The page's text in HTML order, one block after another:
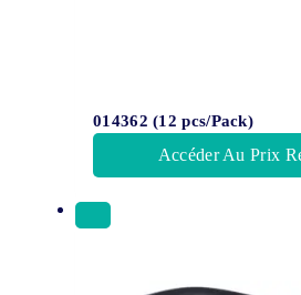
014362 (12 pcs/Pack)
Accéder Au Prix